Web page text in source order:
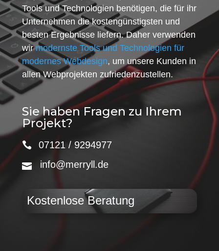
Tools und Technologien benötigen, die für ihr
Unternehmen die kostengünstigsten und
besten Ergebnisse liefern. Daher verwenden
wirmodernste Tools und Technologien für
modernes Webdesign, um unsere Kunden in
allen Webprojekten zufriedenzustellen.
Sie haben Fragen zu Ihrem
Projekt?
07121 / 9294977
info@merryll.de
Kostenlose Beratung